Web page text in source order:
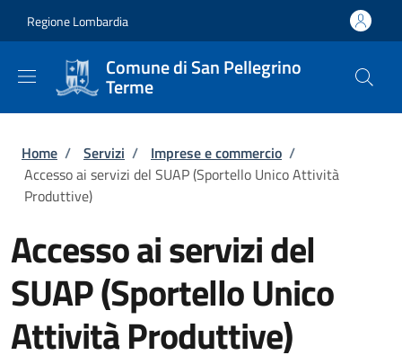
Regione Lombardia
Comune di San Pellegrino
Terme
Briciole di pane
Home / Servizi / Imprese e commercio /
Accesso ai servizi del SUAP (Sportello Unico Attività
Produttive)
Accesso ai servizi del
SUAP (Sportello Unico
Attività Produttive)